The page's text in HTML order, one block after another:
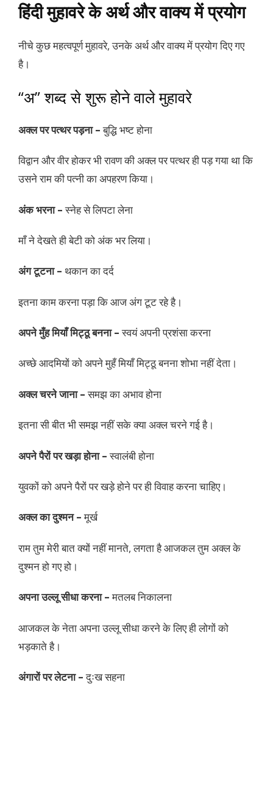
हिंदी मुहावरे के अर्थ और वाक्य में प्रयोग
नीचे कुछ महत्वपूर्ण मुहावरे, उनके अर्थ और वाक्य में प्रयोग दिए गए
है।
“अ” शब्द से शुरू होने वाले मुहावरे
अक्ल पर पत्थर पड़ना –बुद्धि भष्ट होना
विद्वान और वीर होकर भी रावण की अक्ल पर पत्थर ही पड़ गया था कि
उसने राम की पत्नी का अपहरण किया।
अंक भरना –स्नेह से लिपटा लेना
माँ ने देखते ही बेटी को अंक भर लिया।
अंग टूटना – थकान का दर्द
इतना काम करना पड़ा कि आज अंग टूट रहे है।
अपने मुँह मियाँ मिट्ठू बनना –स्वयं अपनी प्रशंसा करना
अच्छे आदमियों को अपने मुहँ मियाँ मिट्ठू बनना शोभा नहीं देता।
अक्ल चरने जाना –समझ का अभाव होना
इतना सी बीत भी समझ नहीं सके क्या अक्ल चरने गई है।
अपने पैरों पर खड़ा होना –स्वालंबी होना
युवकों को अपने पैरों पर खड़े होने पर ही विवाह करना चाहिए।
अक्ल का दुश्मन –मूर्ख
राम तुम मेरी बात क्यों नहीं मानते, लगता है आजकल तुम अक्ल के
दुश्मन हो गए हो।
अपना उल्लू सीधा करना –मतलब निकालना
आजकल के नेता अपना उल्लू सीधा करने के लिए ही लोगों को
भड़काते है।
अंगारों पर लेटना –दुःख सहना